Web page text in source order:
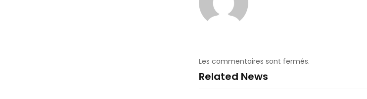
Les commentaires sont fermés.
Related News